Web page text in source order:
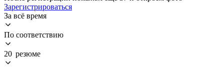
Зарегистрироваться
За всё время
По соответствию
20 резюме